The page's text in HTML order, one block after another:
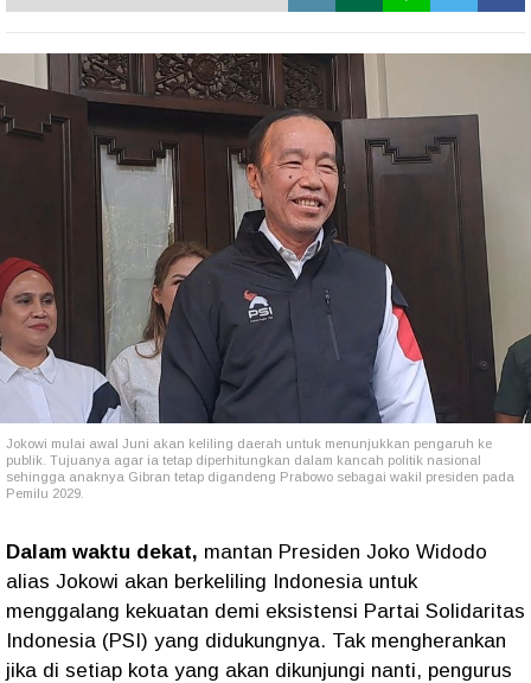
Jokowi mulai awal Juni akan keliling daerah untuk menunjukkan pengaruh ke
publik. Tujuanya agar ia tetap diperhitungkan dalam kancah politik nasional
sehingga anaknya Gibran tetap digandeng Prabowo sebagai wakil presiden pada
Pemilu 2029.
Dalam waktu dekat, mantan Presiden Joko Widodo
alias Jokowi akan berkeliling Indonesia untuk
menggalang kekuatan demi eksistensi Partai Solidaritas
Indonesia (PSI) yang didukungnya. Tak mengherankan
jika di setiap kota yang akan dikunjungi nanti, pengurus